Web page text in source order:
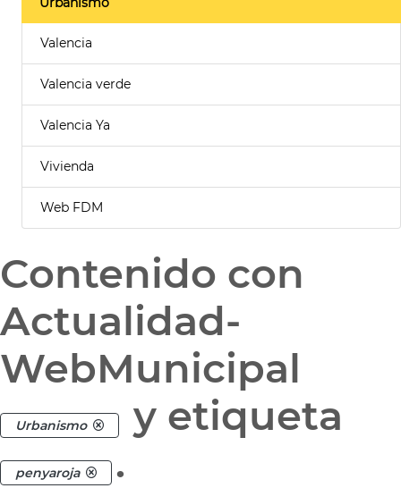
Valencia
Valencia verde
Valencia Ya
Vivienda
Web FDM
Contenido con
Actualidad-
WebMunicipal
Urbanismo y etiqueta
penyaroja .